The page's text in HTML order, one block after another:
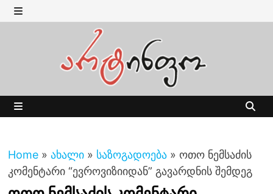
Skip
to MENU
Home » ახალი » საზოგადოება » ოთო ნემსაძის
კომენტარი “ევროვიზიიდან” გავარდნის შემდეგ